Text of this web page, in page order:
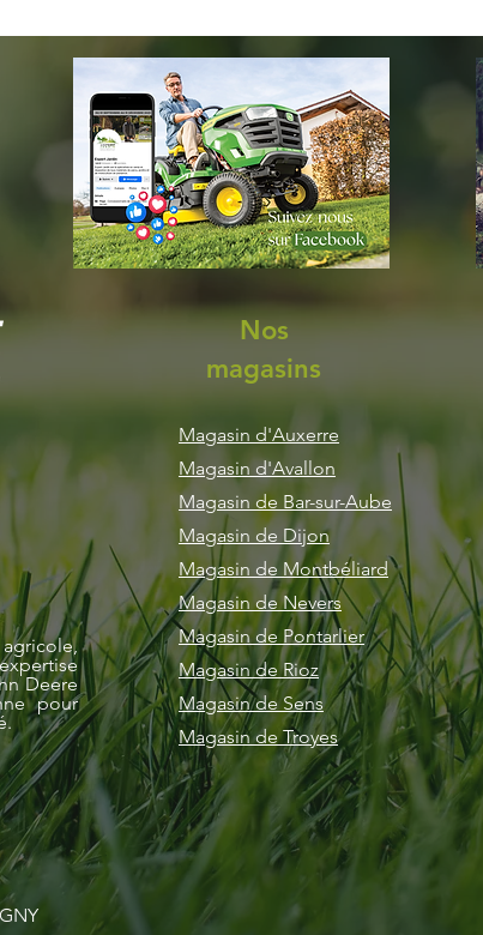
un
Deere
pour
Nos
magasins
Magasin d'Auxerre
Magasin d'Avallon
Magasin de Bar-sur-Aube
Magasin de Dijon
Magasin de Montbéliard
Magasin de Nevers
Magasin de Pontarlier
Magasin de Rioz
Magasin de Sens
Magasin de Troyes